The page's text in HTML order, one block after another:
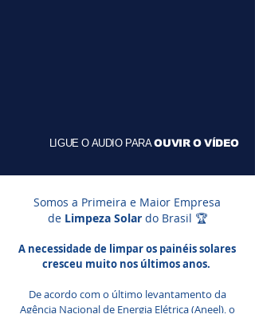
LIGUE O AUDIO PARAOUVIR O VÍDEO
Somos a Primeira e Maior Empresa
de Limpeza Solardo Brasil 🏆
A necessidade de limpar os painéis solares
cresceu muito nos últimos anos.
De acordo com o último levantamento da
Agência Nacional de Energia Elétrica (Aneel), o